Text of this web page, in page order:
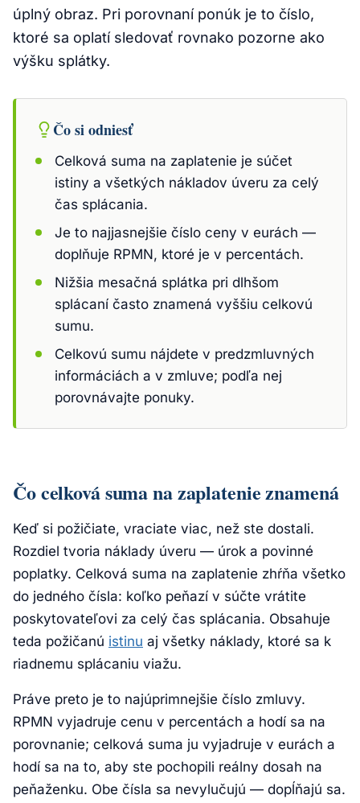
úplný obraz. Pri porovnaní ponúk je to číslo,
ktoré sa oplatí sledovať rovnako pozorne ako
výšku splátky.
Čo si odniesť
Celková suma na zaplatenie je súčet
istiny a všetkých nákladov úveru za celý
čas splácania.
Je to najjasnejšie číslo ceny v eurách —
doplňuje RPMN, ktoré je v percentách.
Nižšia mesačná splátka pri dlhšom
splácaní často znamená vyššiu celkovú
sumu.
Celkovú sumu nájdete v predzmluvných
informáciách a v zmluve; podľa nej
porovnávajte ponuky.
Čo celková suma na zaplatenie znamená
Keď si požičiate, vraciate viac, než ste dostali.
Rozdiel tvoria náklady úveru — úrok a povinné
poplatky. Celková suma na zaplatenie zhŕňa všetko
do jedného čísla: koľko peňazí v súčte vrátite
poskytovateľovi za celý čas splácania. Obsahuje
teda požičanú istinu aj všetky náklady, ktoré sa k
riadnemu splácaniu viažu.
Práve preto je to najúprimnejšie číslo zmluvy.
RPMN vyjadruje cenu v percentách a hodí sa na
porovnanie; celková suma ju vyjadruje v eurách a
hodí sa na to, aby ste pochopili reálny dosah na
peňaženku. Obe čísla sa nevylučujú — dopĺňajú sa.